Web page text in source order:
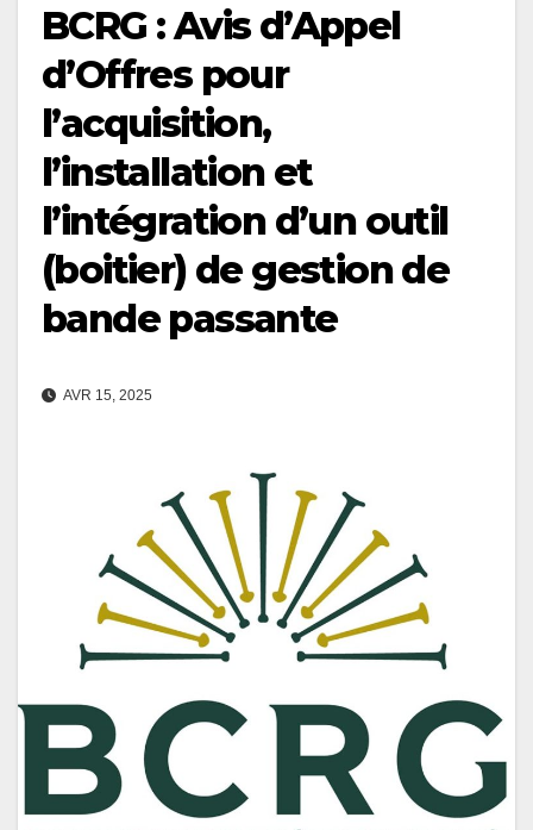
BCRG : Avis d’Appel
d’Offres pour
l’acquisition,
l’installation et
l’intégration d’un outil
(boitier) de gestion de
bande passante
AVR 15, 2025